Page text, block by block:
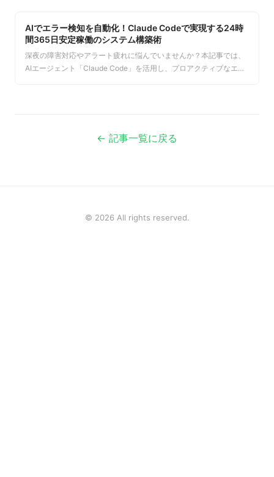
AIでエラー検知を自動化！Claude Codeで実現する24時
間365日安定稼働のシステム構築術
深夜の障害対応やアラート疲れに悩んでいませんか？本記事では、
AIエージェント「Claude Code」を活用し、プロアクティブなエラ
← 記事一覧に戻る
© 2026 All rights reserved.